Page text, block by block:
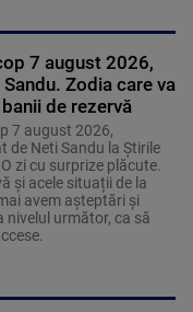
7 august 2026,
Zodia care va
de rezervă
7 august 2026,
de Neti Sandu la Știrile
O zi cu surprize plăcute.
și acele situații de la
avem așteptări și
nivelul următor, ca să